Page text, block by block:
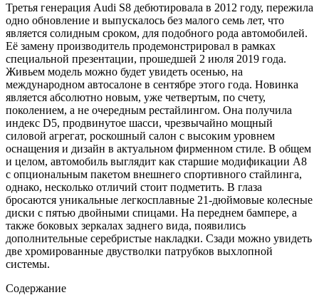
Третья генерация Audi S8 дебютировала в 2012 году, пережила
одно обновление и выпускалось без малого семь лет, что
является солидным сроком, для подобного рода автомобилей.
Её замену производитель продемонстрировал в рамках
специальной презентации, прошедшей 2 июля 2019 года.
Живьем модель можно будет увидеть осенью, на
международном автосалоне в сентябре этого года. Новинка
является абсолютно новым, уже четвертым, по счету,
поколением, а не очередным рестайлингом. Она получила
индекс D5, продвинутое шасси, чрезвычайно мощный
силовой агрегат, роскошный салон с высоким уровнем
оснащения и дизайн в актуальном фирменном стиле. В общем
и целом, автомобиль выглядит как старшие модификации A8
с опциональным пакетом внешнего спортивного стайлинга,
однако, несколько отличий стоит подметить. В глаза
бросаются уникальные легкосплавные 21-дюймовые колесные
диски с пятью двойными спицами. На переднем бампере, а
также боковых зеркалах заднего вида, появились
дополнительные серебристые накладки. Сзади можно увидеть
две хромированные двустволки патрубков выхлопной
системы.
Содержание